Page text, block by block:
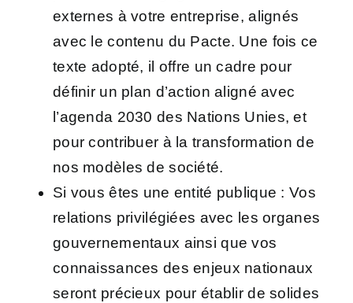
externes à votre entreprise, alignés
avec le contenu du Pacte. Une fois ce
texte adopté, il offre un cadre pour
définir un plan d’action aligné avec
l’agenda 2030 des Nations Unies, et
pour contribuer à la transformation de
nos modèles de société.
Si vous êtes une entité publique : Vos
relations privilégiées avec les organes
gouvernementaux ainsi que vos
connaissances des enjeux nationaux
seront précieux pour établir de solides